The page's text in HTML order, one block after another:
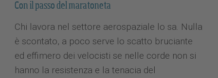
Con il passo del maratoneta
Chi lavora nel settore aerospaziale lo sa. Nulla
è scontato, a poco serve lo scatto bruciante
ed effimero dei velocisti se nelle corde non si
hanno la resistenza e la tenacia del